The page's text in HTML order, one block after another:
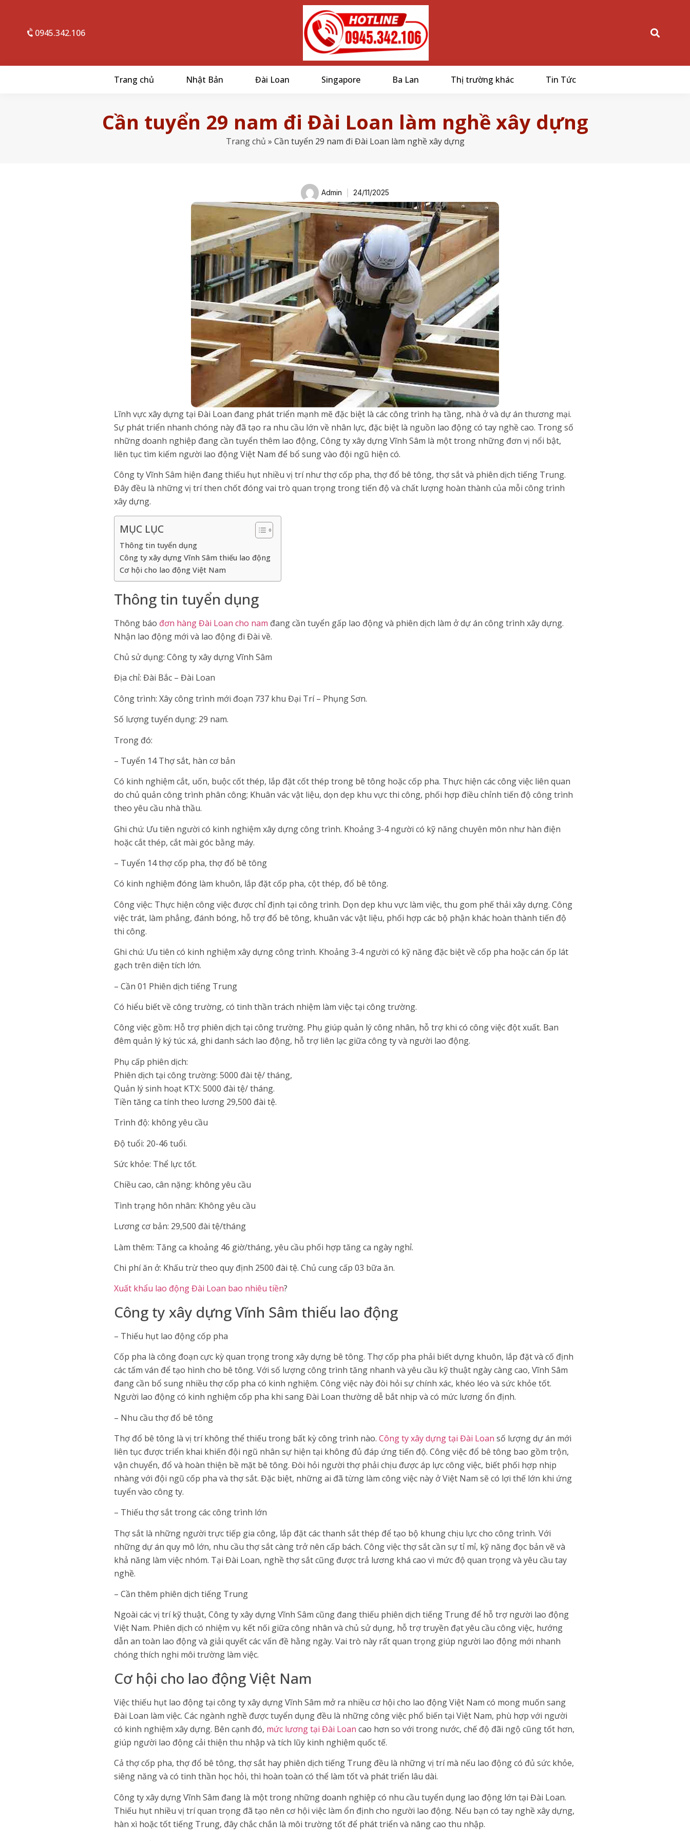
0945.342.106
Trang chủ Nhật Bản Đài Loan Singapore Ba Lan Thị trường khác Tin Tức
Cần tuyển 29 nam đi Đài Loan làm nghề xây dựng
Trang chủ » Cần tuyển 29 nam đi Đài Loan làm nghề xây dựng
Admin 24/11/2025
Lĩnh vực xây dựng tại Đài Loan đang phát triển mạnh mẽ đặc biệt là các công trình hạ tầng, nhà ở và dự án thương mại.
Sự phát triển nhanh chóng này đã tạo ra nhu cầu lớn về nhân lực, đặc biệt là nguồn lao động có tay nghề cao. Trong số
những doanh nghiệp đang cần tuyển thêm lao động, Công ty xây dựng Vĩnh Sâm là một trong những đơn vị nổi bật,
liên tục tìm kiếm người lao động Việt Nam để bổ sung vào đội ngũ hiện có.
Công ty Vĩnh Sâm hiện đang thiếu hụt nhiều vị trí như thợ cốp pha, thợ đổ bê tông, thợ sắt và phiên dịch tiếng Trung.
Đây đều là những vị trí then chốt đóng vai trò quan trọng trong tiến độ và chất lượng hoàn thành của mỗi công trình
xây dựng.
MỤC LỤC
Thông tin tuyển dụng
Công ty xây dựng Vĩnh Sâm thiếu lao động
Cơ hội cho lao động Việt Nam
Thông tin tuyển dụng
Thông báo đơn hàng Đài Loan cho nam đang cần tuyển gấp lao động và phiên dịch làm ở dự án công trình xây dựng.
Nhận lao động mới và lao động đi Đài về.
Chủ sử dụng: Công ty xây dựng Vĩnh Sâm
Địa chỉ: Đài Bắc – Đài Loan
Công trình: Xây công trình mới đoạn 737 khu Đại Trí – Phụng Sơn.
Số lượng tuyển dụng: 29 nam.
Trong đó:
– Tuyển 14 Thợ sắt, hàn cơ bản
Có kinh nghiệm cắt, uốn, buộc cốt thép, lắp đặt cốt thép trong bê tông hoặc cốp pha. Thực hiện các công việc liên quan
do chủ quản công trình phân công; Khuân vác vật liệu, dọn dẹp khu vực thi công, phối hợp điều chỉnh tiến độ công trình
theo yêu cầu nhà thầu.
Ghi chú: Ưu tiên người có kinh nghiệm xây dựng công trình. Khoảng 3-4 người có kỹ năng chuyên môn như hàn điện
hoặc cắt thép, cắt mài góc bằng máy.
– Tuyển 14 thợ cốp pha, thợ đổ bê tông
Có kinh nghiệm đóng làm khuôn, lắp đặt cốp pha, cột thép, đổ bê tông.
Công việc: Thực hiện công việc được chỉ định tại công trình. Dọn dẹp khu vực làm việc, thu gom phế thải xây dựng. Công
việc trát, làm phẳng, đánh bóng, hỗ trợ đổ bê tông, khuân vác vật liệu, phối hợp các bộ phận khác hoàn thành tiến độ
thi công.
Ghi chú: Ưu tiên có kinh nghiệm xây dựng công trình. Khoảng 3-4 người có kỹ năng đặc biệt về cốp pha hoặc cán ốp lát
gạch trên diện tích lớn.
– Cần 01 Phiên dịch tiếng Trung
Có hiểu biết về công trường, có tinh thần trách nhiệm làm việc tại công trường.
Công việc gồm: Hỗ trợ phiên dịch tại công trường. Phụ giúp quản lý công nhân, hỗ trợ khi có công việc đột xuất. Ban
đêm quản lý ký túc xá, ghi danh sách lao động, hỗ trợ liên lạc giữa công ty và người lao động.
Phụ cấp phiên dịch:
Phiên dịch tại công trường: 5000 đài tệ/ tháng,
Quản lý sinh hoạt KTX: 5000 đài tệ/ tháng.
Tiền tăng ca tính theo lương 29,500 đài tệ.
Trình độ: không yêu cầu
Độ tuổi: 20-46 tuổi.
Sức khỏe: Thể lực tốt.
Chiều cao, cân nặng: không yêu cầu
Tình trạng hôn nhân: Không yêu cầu
Lương cơ bản: 29,500 đài tệ/tháng
Làm thêm: Tăng ca khoảng 46 giờ/tháng, yêu cầu phối hợp tăng ca ngày nghỉ.
Chi phí ăn ở: Khấu trừ theo quy định 2500 đài tệ. Chủ cung cấp 03 bữa ăn.
Xuất khẩu lao động Đài Loan bao nhiêu tiền?
Công ty xây dựng Vĩnh Sâm thiếu lao động
– Thiếu hụt lao động cốp pha
Cốp pha là công đoạn cực kỳ quan trọng trong xây dựng bê tông. Thợ cốp pha phải biết dựng khuôn, lắp đặt và cố định
các tấm ván để tạo hình cho bê tông. Với số lượng công trình tăng nhanh và yêu cầu kỹ thuật ngày càng cao, Vĩnh Sâm
đang cần bổ sung nhiều thợ cốp pha có kinh nghiệm. Công việc này đòi hỏi sự chính xác, khéo léo và sức khỏe tốt.
Người lao động có kinh nghiệm cốp pha khi sang Đài Loan thường dễ bắt nhịp và có mức lương ổn định.
– Nhu cầu thợ đổ bê tông
Thợ đổ bê tông là vị trí không thể thiếu trong bất kỳ công trình nào. Công ty xây dựng tại Đài Loan số lượng dự án mới
liên tục được triển khai khiến đội ngũ nhân sự hiện tại không đủ đáp ứng tiến độ. Công việc đổ bê tông bao gồm trộn,
vận chuyển, đổ và hoàn thiện bề mặt bê tông. Đòi hỏi người thợ phải chịu được áp lực công việc, biết phối hợp nhịp
nhàng với đội ngũ cốp pha và thợ sắt. Đặc biệt, những ai đã từng làm công việc này ở Việt Nam sẽ có lợi thế lớn khi ứng
tuyển vào công ty.
– Thiếu thợ sắt trong các công trình lớn
Thợ sắt là những người trực tiếp gia công, lắp đặt các thanh sắt thép để tạo bộ khung chịu lực cho công trình. Với
những dự án quy mô lớn, nhu cầu thợ sắt càng trở nên cấp bách. Công việc thợ sắt cần sự tỉ mỉ, kỹ năng đọc bản vẽ và
khả năng làm việc nhóm. Tại Đài Loan, nghề thợ sắt cũng được trả lương khá cao vì mức độ quan trọng và yêu cầu tay
nghề.
– Cần thêm phiên dịch tiếng Trung
Ngoài các vị trí kỹ thuật, Công ty xây dựng Vĩnh Sâm cũng đang thiếu phiên dịch tiếng Trung để hỗ trợ người lao động
Việt Nam. Phiên dịch có nhiệm vụ kết nối giữa công nhân và chủ sử dụng, hỗ trợ truyền đạt yêu cầu công việc, hướng
dẫn an toàn lao động và giải quyết các vấn đề hằng ngày. Vai trò này rất quan trọng giúp người lao động mới nhanh
chóng thích nghi môi trường làm việc.
Cơ hội cho lao động Việt Nam
Việc thiếu hụt lao động tại công ty xây dựng Vĩnh Sâm mở ra nhiều cơ hội cho lao động Việt Nam có mong muốn sang
Đài Loan làm việc. Các ngành nghề được tuyển dụng đều là những công việc phổ biến tại Việt Nam, phù hợp với người
có kinh nghiệm xây dựng. Bên cạnh đó, mức lương tại Đài Loan cao hơn so với trong nước, chế độ đãi ngộ cũng tốt hơn,
giúp người lao động cải thiện thu nhập và tích lũy kinh nghiệm quốc tế.
Cả thợ cốp pha, thợ đổ bê tông, thợ sắt hay phiên dịch tiếng Trung đều là những vị trí mà nếu lao động có đủ sức khỏe,
siêng năng và có tinh thần học hỏi, thì hoàn toàn có thể làm tốt và phát triển lâu dài.
Công ty xây dựng Vĩnh Sâm đang là một trong những doanh nghiệp có nhu cầu tuyển dụng lao động lớn tại Đài Loan.
Thiếu hụt nhiều vị trí quan trọng đã tạo nên cơ hội việc làm ổn định cho người lao động. Nếu bạn có tay nghề xây dựng,
hàn xì hoặc tốt tiếng Trung, đây chắc chắn là môi trường tốt để phát triển và nâng cao thu nhập.